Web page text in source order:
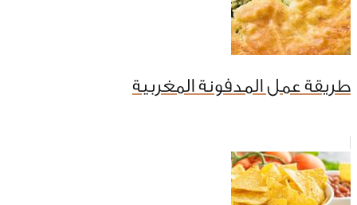
طريقة عمل المدفونة المغربية